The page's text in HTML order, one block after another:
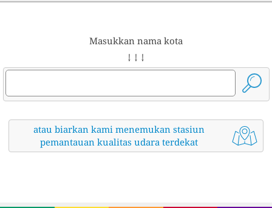
Masukkan nama kota
↓ ↓ ↓
atau biarkan kami menemukan stasiun
pemantauan kualitas udara terdekat